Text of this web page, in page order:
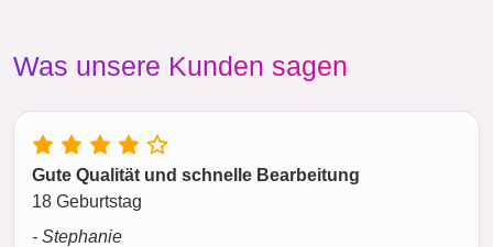
Was unsere Kunden sagen
Gute Qualität und schnelle Bearbeitung
18 Geburtstag
- Stephanie